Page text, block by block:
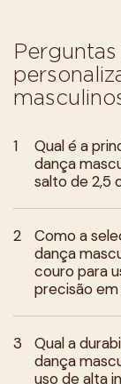
1
Qual é a
dança
salto de 2,5
2
Como a
dança
couro para
precisão
3
Qual a
dança
uso de alta